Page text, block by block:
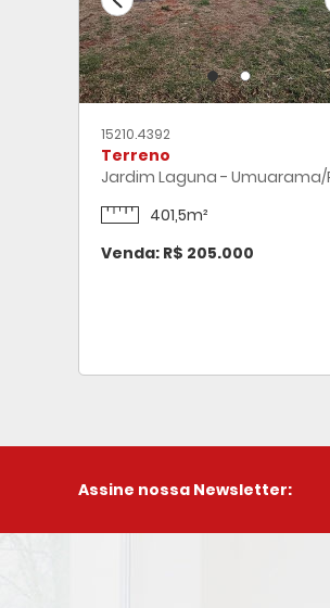
15210.4392
Terreno
Jardim Laguna - Umuarama/
401,5m²
Venda: R$ 205.000
Assine nossa Newsletter: